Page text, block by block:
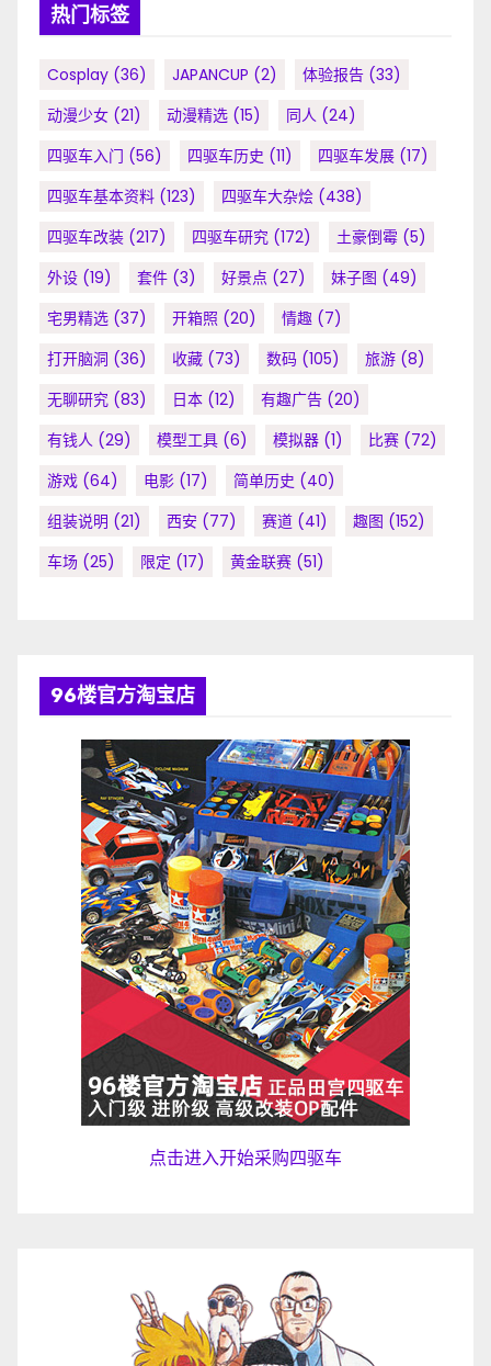
热门标签
Cosplay (36) JAPANCUP (2) 体验报告 (33)
动漫少女 (21) 动漫精选 (15) 同人 (24)
四驱车入门 (56) 四驱车历史 (11) 四驱车发展 (17)
四驱车基本资料 (123) 四驱车大杂烩 (438)
四驱车改装 (217) 四驱车研究 (172) 土豪倒霉 (5)
外设 (19) 套件 (3) 好景点 (27) 妹子图 (49)
宅男精选 (37) 开箱照 (20) 情趣 (7)
打开脑洞 (36) 收藏 (73) 数码 (105) 旅游 (8)
无聊研究 (83) 日本 (12) 有趣广告 (20)
有钱人 (29) 模型工具 (6) 模拟器 (1) 比赛 (72)
游戏 (64) 电影 (17) 简单历史 (40)
组装说明 (21) 西安 (77) 赛道 (41) 趣图 (152)
车场 (25) 限定 (17) 黄金联赛 (51)
96楼官方淘宝店
点击进入开始采购四驱车